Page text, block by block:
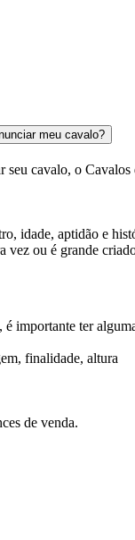
meu cavalo?
cavalo, o
idade, aptidão e
vez ou é grande
importante ter
finalidade, altura
de venda.